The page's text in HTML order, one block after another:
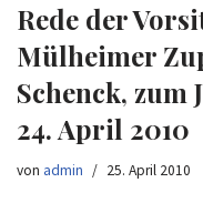
Rede der
Mülheimer
Schenck, zum
24. April 2010
von admin 25. April 2010